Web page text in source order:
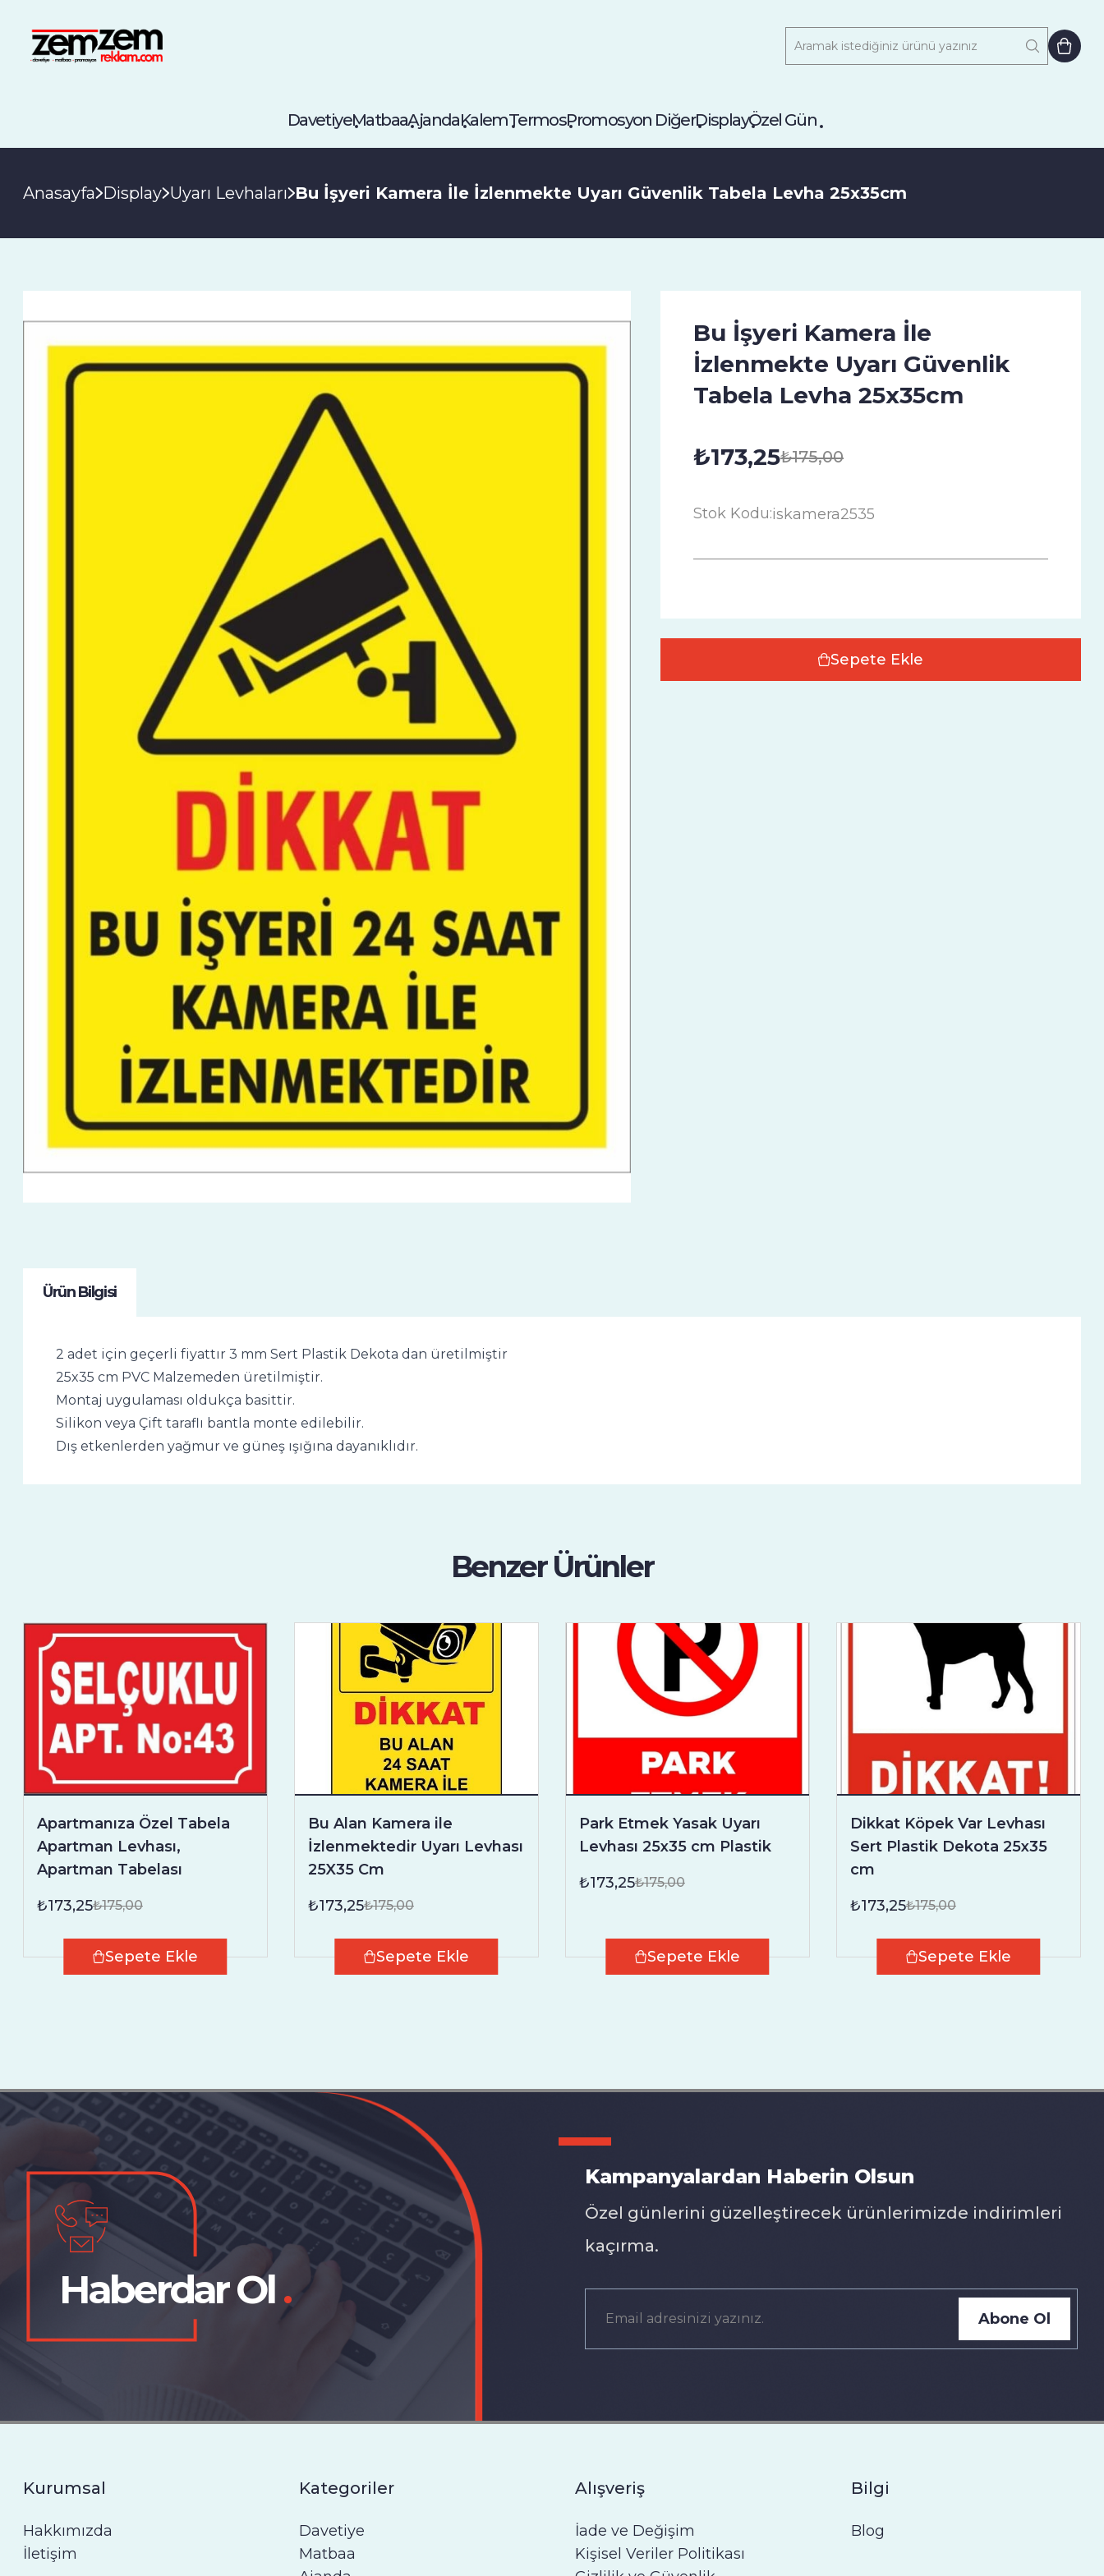
DavetiyeMatbaaAjandaKalemTermosPromosyon DiğerDisplayÖzel Gün
Anasayfa Display Uyarı Levhaları Bu İşyeri Kamera İle İzlenmekte Uyarı Güvenlik Tabela Levha 25x35cm
Bu İşyeri Kamera İle
İzlenmekte Uyarı Güvenlik
Tabela Levha 25x35cm
₺173,25₺175,00
Stok Kodu:iskamera2535
Sepete Ekle
Ürün Bilgisi
2 adet için geçerli fiyattır 3 mm Sert Plastik Dekota dan üretilmiştir
25x35 cm PVC Malzemeden üretilmiştir.
Montaj uygulaması oldukça basittir.
Silikon veya Çift taraflı bantla monte edilebilir.
Dış etkenlerden yağmur ve güneş ışığına dayanıklıdır.
Benzer Ürünler
Apartmanıza Özel Tabela
Apartman Levhası,
Apartman Tabelası
₺173,25₺175,00
Sepete Ekle
Bu Alan Kamera ile
İzlenmektedir Uyarı Levhası
25X35 Cm
₺173,25₺175,00
Sepete Ekle
Park Etmek Yasak Uyarı
Levhası 25x35 cm Plastik
₺173,25₺175,00
Sepete Ekle
Dikkat Köpek Var Levhası
Sert Plastik Dekota 25x35
cm
₺173,25₺175,00
Sepete Ekle
Haberdar Ol.
Kampanyalardan Haberin Olsun
Özel günlerini güzelleştirecek ürünlerimizde indirimleri
kaçırma.
Abone Ol
Kurumsal
Hakkımızda
İletişim
Kategoriler
Davetiye
Matbaa
Alışveriş
İade ve Değişim
Kişisel Veriler Politikası
Bilgi
Blog